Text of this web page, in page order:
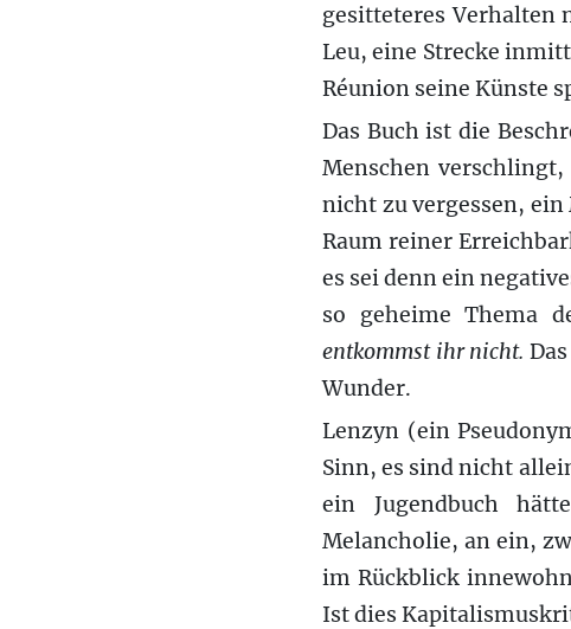
gesitteteres Verhalten
Leu, eine Strecke
Réunion seine Künste
Das Buch ist die
Menschen
nicht zu vergessen,
Raum reiner
es sei denn ein
so geheime Thema
entkommst ihr nicht.
Wunder.
Lenzyn (ein
Sinn, es sind nicht
ein Jugendbuch
Melancholie, an ein,
im Rückblick
Ist dies